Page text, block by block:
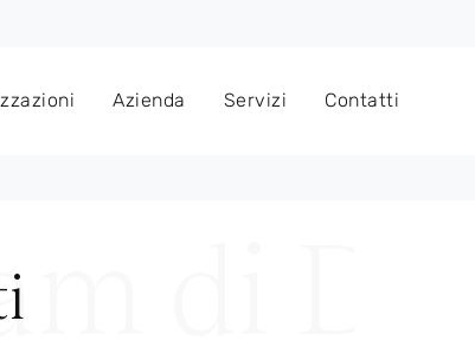
Azienda Servizi Contatti